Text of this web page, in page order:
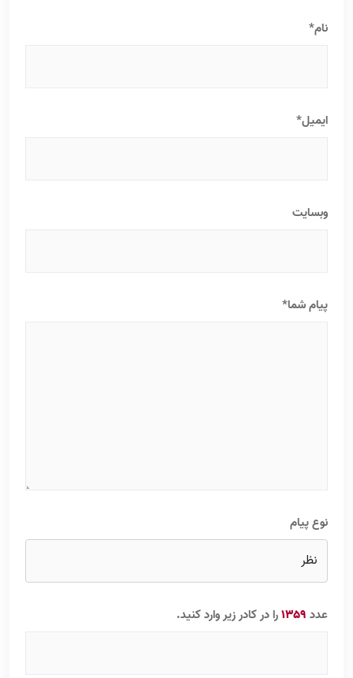
نام*
ایمیل*
وبسایت
پیام شما*
نوع پیام
عدد 1359را در کادر زیر وارد کنید.